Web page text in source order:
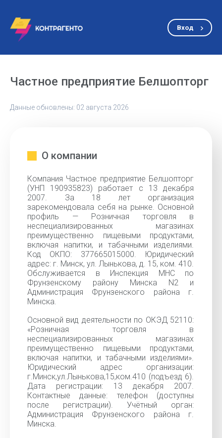
Вход
Частное предприятие Белшопторг
Данные обновлены: 02 августа 2026
О компании
Компания Частное предприятие Белшопторг
(УНП 190935823) работает с 13 декабря
2007. За 18 лет организация
зарекомендовала себя на рынке. Основной
профиль — Розничная торговля в
неспециализированных магазинах
преимущественно пищевыми продуктами,
включая напитки, и табачными изделиями.
Код ОКПО: 377665015000. Юридический
адрес: г. Минск, ул. Лынькова, д. 15, ком. 410.
Обслуживается в Инспекция МНС по
Фрунзенскому району Минска N2 и
Администрация Фрунзенского района г.
Минска.
Основной вид деятельности по ОКЭД 52110:
«Розничная торговля в
неспециализированных магазинах
преимущественно пищевыми продуктами,
включая напитки, и табачными изделиями».
Юридический адрес организации:
г.Минск,ул.Лынькова,15,ком.410 (подъезд 6).
Дата регистрации: 13 декабря 2007.
Контактные данные: телефон (доступны
после регистрации). Учётный орган:
Администрация Фрунзенского района г.
Минска.